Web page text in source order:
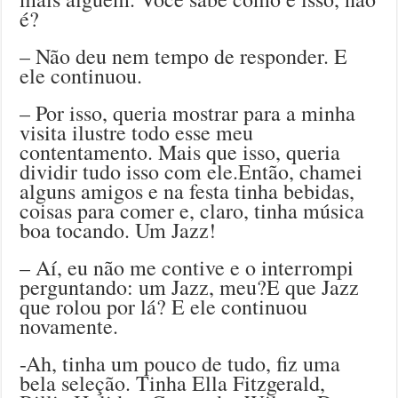
é?
– Não deu nem tempo de responder. E
ele continuou.
– Por isso, queria mostrar para a minha
visita ilustre todo esse meu
contentamento. Mais que isso, queria
dividir tudo isso com ele.Então, chamei
alguns amigos e na festa tinha bebidas,
coisas para comer e, claro, tinha música
boa tocando. Um Jazz!
– Aí, eu não me contive e o interrompi
perguntando: um Jazz, meu?E que Jazz
que rolou por lá? E ele continuou
novamente.
-Ah, tinha um pouco de tudo, fiz uma
bela seleção. Tinha Ella Fitzgerald,